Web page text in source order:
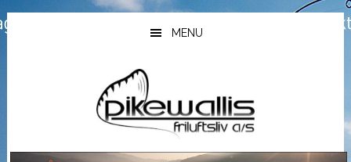
Hopp
til
Hopp
til
Hopp
til
MENU